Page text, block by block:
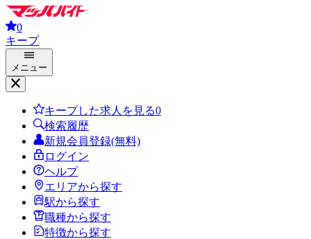
0
キープ
メニュー
キープした求人を見る0
検索履歴
新規会員登録(無料)
ログイン
ヘルプ
エリアから探す
駅から探す
職種から探す
特徴から探す